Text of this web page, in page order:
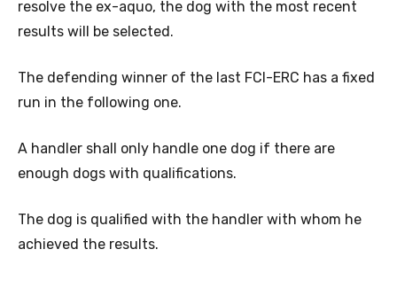
resolve the ex-aquo, the dog with the most recent
results will be selected.
The defending winner of the last FCI-ERC has a fixed
run in the following one.
A handler shall only handle one dog if there are
enough dogs with qualifications.
The dog is qualified with the handler with whom he
achieved the results.